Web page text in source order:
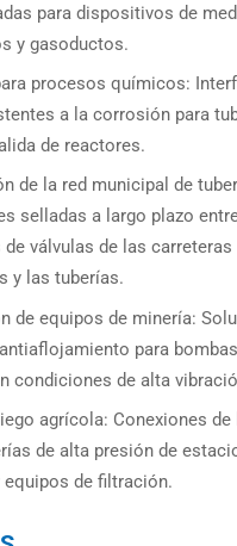
para dispositivos de
y gasoductos.
procesos químicos:
a la corrosión para
de reactores.
de la red municipal de
selladas a largo plazo
válvulas de las carreteras
y las tuberías.
de equipos de minería:
para
condiciones de alta
agrícola: Conexiones de
de alta presión de
equipos de filtración.